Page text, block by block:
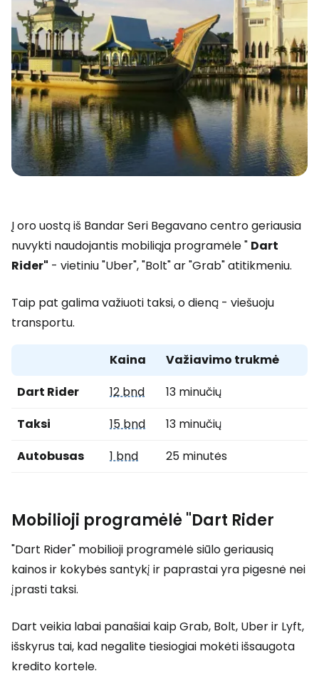
Į oro uostą iš Bandar Seri Begavano centro geriausia
nuvykti naudojantis mobiliąja programėle " Dart
Rider" - vietiniu "Uber", "Bolt" ar "Grab" atitikmeniu.
Taip pat galima važiuoti taksi, o dieną - viešuoju
transportu.
Kaina
Važiavimo trukmė
Dart Rider
12 bnd
13 minučių
Taksi
15 bnd
13 minučių
Autobusas
1 bnd 25 minutės
Mobilioji programėlė "Dart Rider
"Dart Rider" mobilioji programėlė siūlo geriausią
kainos ir kokybės santykį ir paprastai yra pigesnė nei
įprasti taksi.
Dart veikia labai panašiai kaip Grab, Bolt, Uber ir Lyft,
išskyrus tai, kad negalite tiesiogiai mokėti išsaugota
kredito kortele.